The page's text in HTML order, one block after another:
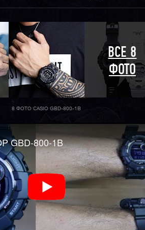
ВСЕ 8
ФОТО
8 ФОТО CASIO GBD-800-1B
GBD-800-1B